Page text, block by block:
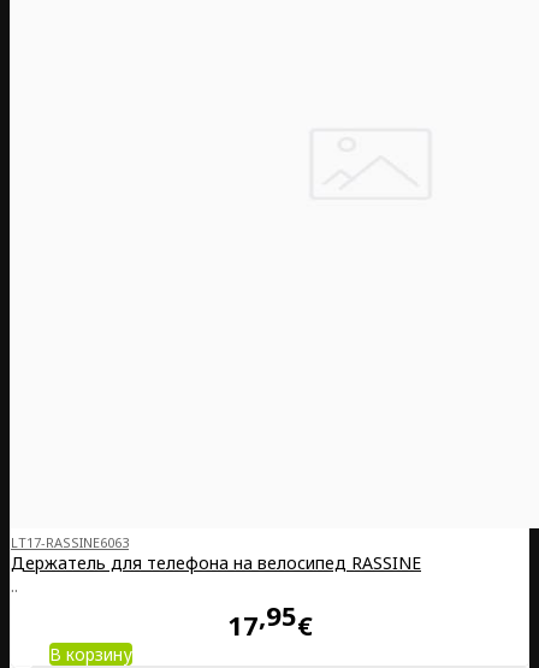
LT17-RASSINE6063
Держатель для телефона на велосипед RASSINE
..
17 95€
В корзину